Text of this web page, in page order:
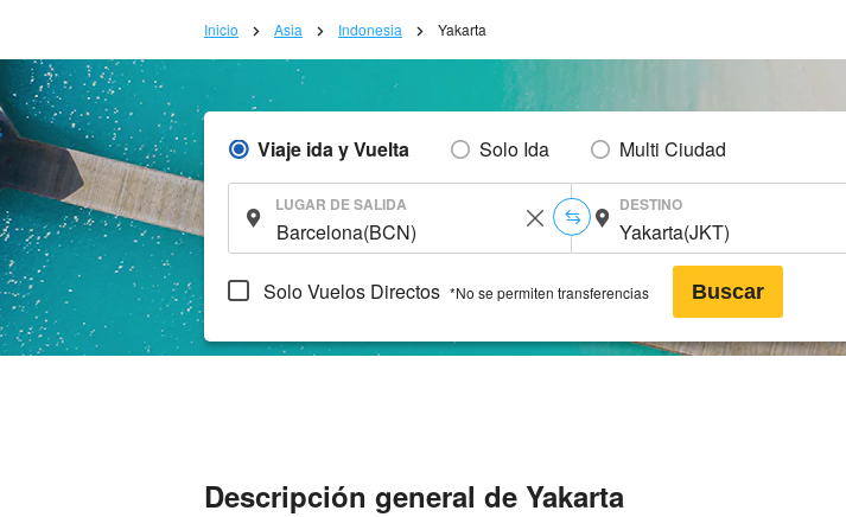
Inicio Asia Indonesia Yakarta
Viaje ida y Vuelta Solo Ida Multi Ciudad
LUGAR DE SALIDA DESTINO
Solo Vuelos Directos *No se permiten transferencias Buscar
Descripción general de Yakarta